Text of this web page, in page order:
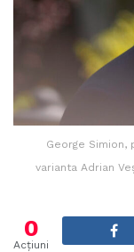
George
varianta Adrian
0
Acțiuni